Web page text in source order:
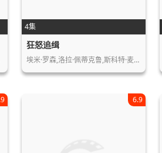
4集
狂怒追缉
埃米·罗森,洛拉·佩蒂克鲁,斯科特·麦…
6.9